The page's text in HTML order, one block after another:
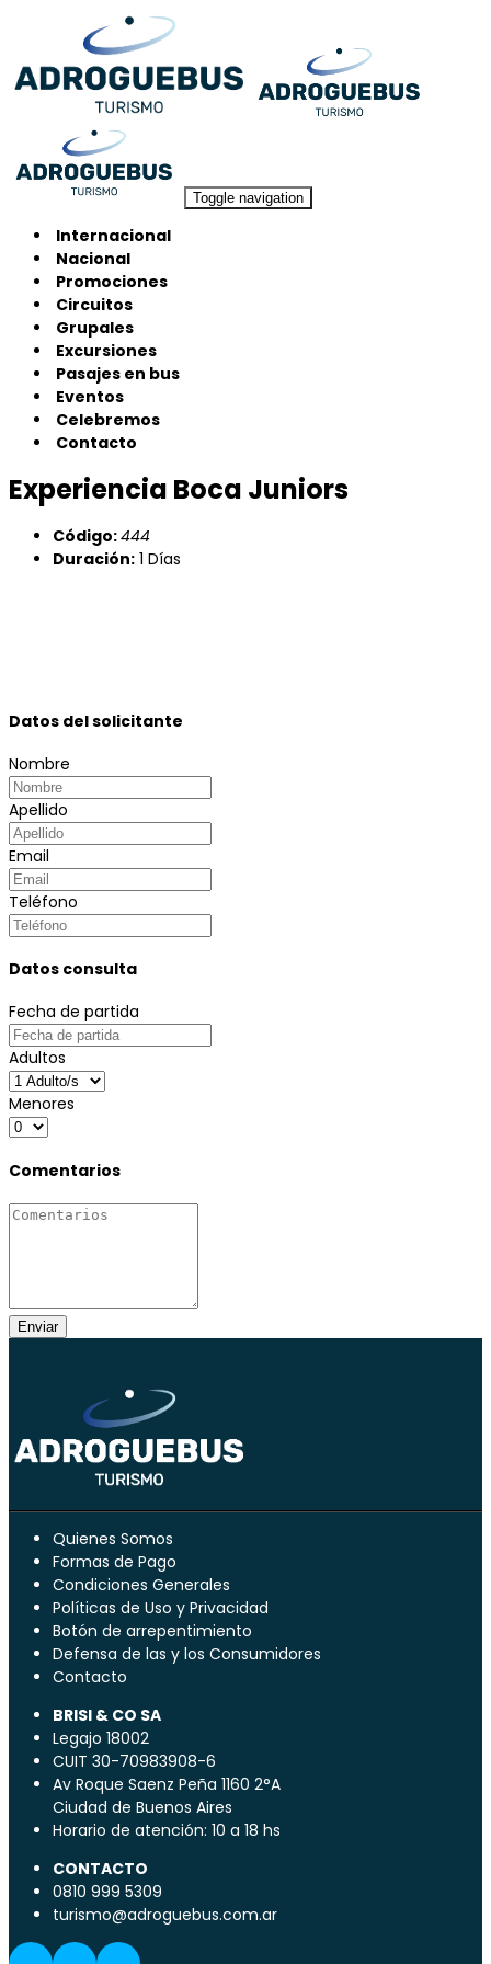
Toggle navigation
Internacional
Nacional
Promociones
Circuitos
Grupales
Excursiones
Pasajes en bus
Eventos
Celebremos
Contacto
Experiencia Boca Juniors
Código:444
Duración: 1 Días
Datos del solicitante
Nombre
Apellido
Email
Teléfono
Datos consulta
Fecha de partida
Adultos
Menores
Comentarios
Enviar
Quienes Somos
Formas de Pago
Condiciones Generales
Políticas de Uso y Privacidad
Botón de arrepentimiento
Defensa de las y los Consumidores
Contacto
BRISI & CO SA
Legajo 18002
CUIT 30-70983908-6
Av Roque Saenz Peña 1160 2°A
Ciudad de Buenos Aires
Horario de atención: 10 a 18 hs
CONTACTO
0810 999 5309
turismo@adroguebus.com.ar